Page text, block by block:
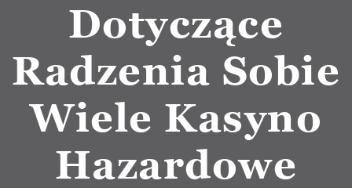
Dotyczące
Radzenia Sobie
Wiele Kasyno
Hazardowe